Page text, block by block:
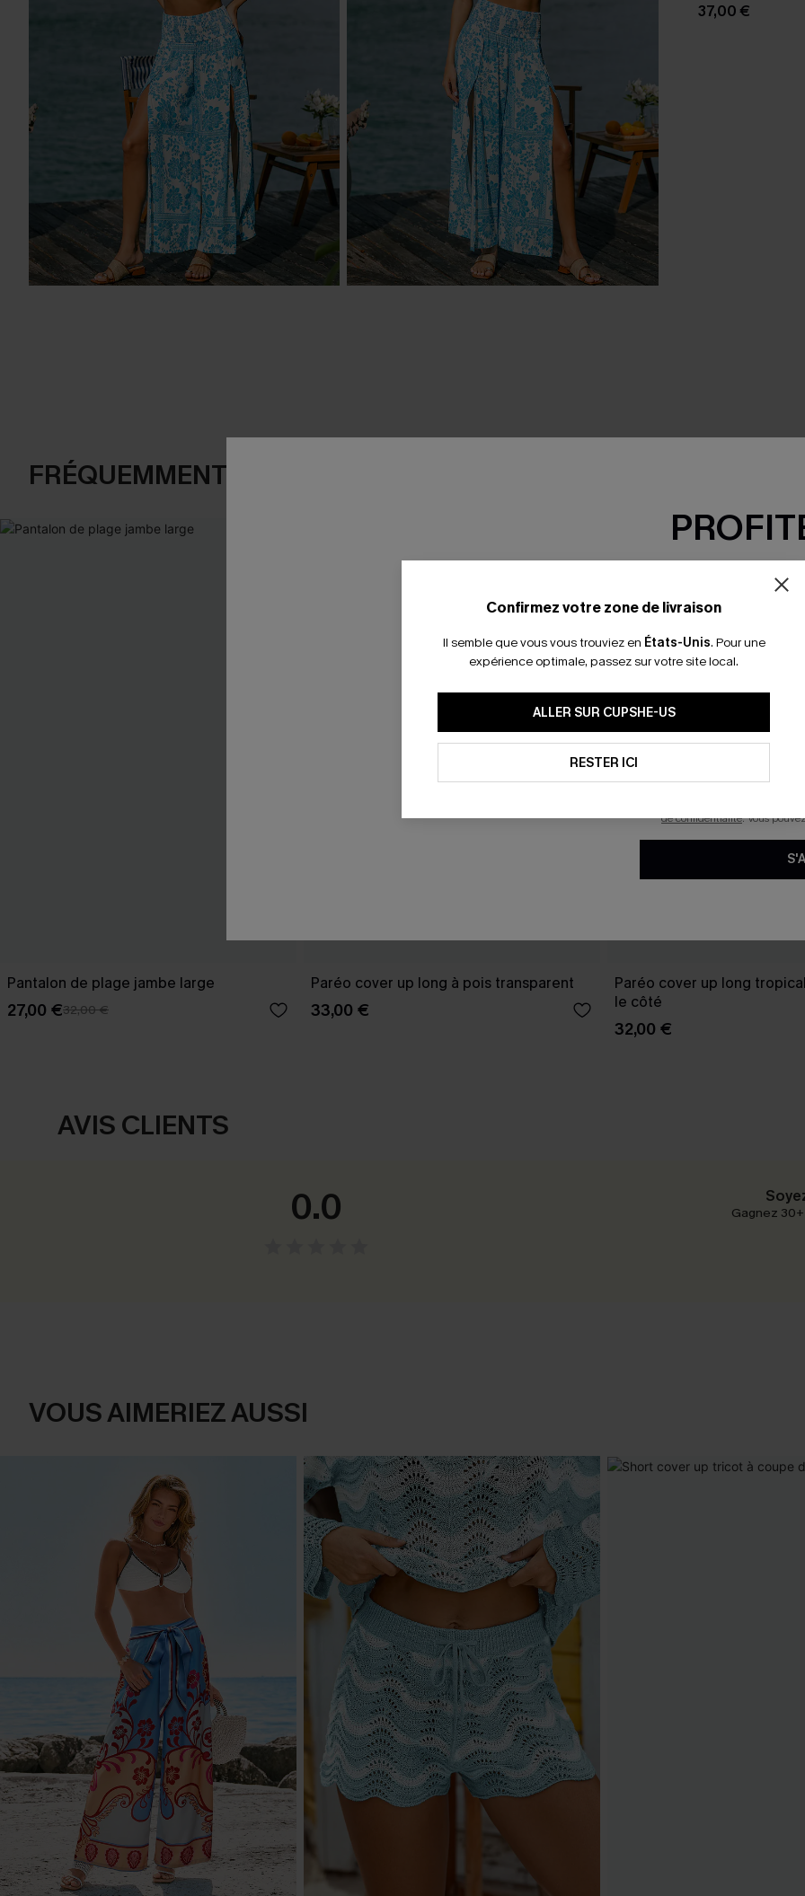
37,00 €
FRÉQUEMMENT ACHETÉS ENSEMBLE
Pantalon de plage jambe large
27,00 €32,00 €
Paréo cover up long à pois transparent
33,00 €
Paréo cover up long
le côté
32,00 €
AVIS CLIENTS
0.0 Gagnez
VOUS AIMERIEZ AUSSI
Confirmez votre zone de livraison
Il semble que vous vous trouviez en États-Unis. Pour une
expérience optimale, passez sur votre site local.
ALLER SUR CUPSHE-US
RESTER ICI
-15% dès 2
*Un code par
En soumettant votre adresse
mails marketing (y compris
reconnaissez avoir pris
pouvons utiliser les données
technologies de suivi, telles
savoir si ceux-ci ont été
personnaliser nos contenus
produits susceptibles de
de confidentialité. Vous